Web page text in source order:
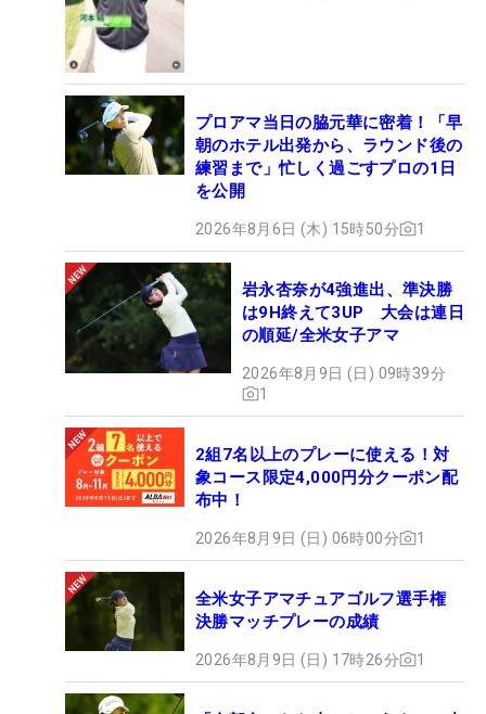
プロアマ当日の脇元華に密着！「早
朝のホテル出発から、ラウンド後の
練習まで」忙しく過ごすプロの1日
を公開
2026年8月6日 (木) 15時50分 1
岩永杏奈が4強進出、準決勝
は9H終えて3UP 大会は連日
の順延/全米女子アマ
2026年8月9日 (日) 09時39分
1
2組7名以上のプレーに使える！対
象コース限定4,000円分クーポン配
布中！
2026年8月9日 (日) 06時00分 1
全米女子アマチュアゴルフ選手権
決勝マッチプレーの成績
2026年8月9日 (日) 17時26分 1